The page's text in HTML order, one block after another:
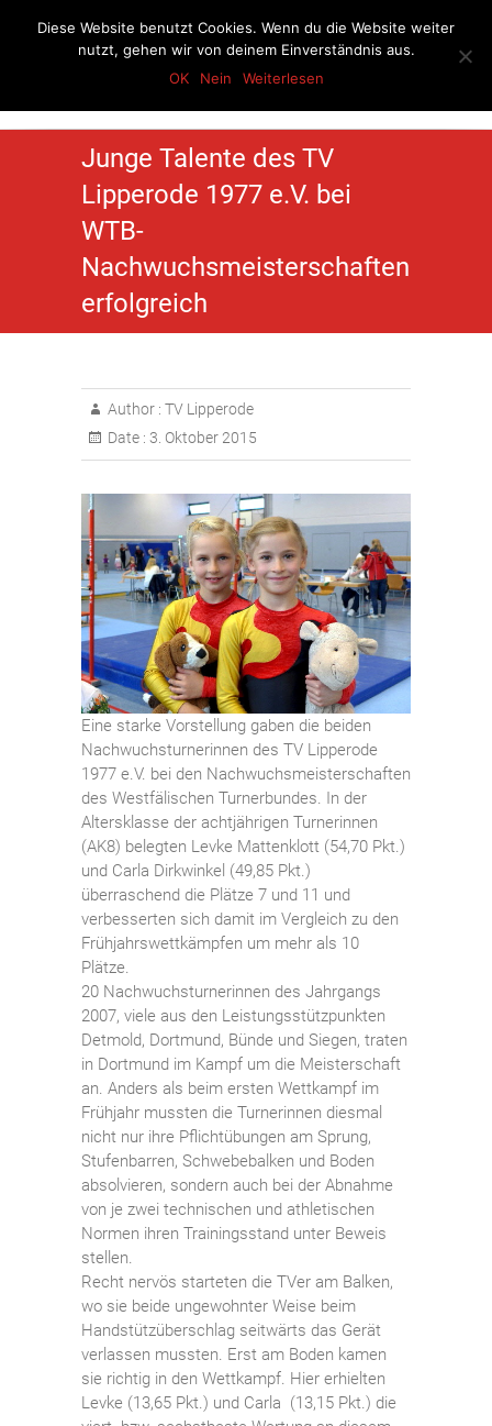
Turnverein Lipperode
Junge Talente des TV
Lipperode 1977 e.V. bei
WTB-
Nachwuchsmeisterschaften
erfolgreich
Author : TV Lipperode
Date : 3. Oktober 2015
Eine starke Vorstellung gaben die beiden
Nachwuchsturnerinnen des TV Lipperode
1977 e.V. bei den Nachwuchsmeisterschaften
des Westfälischen Turnerbundes. In der
Altersklasse der achtjährigen Turnerinnen
(AK8) belegten Levke Mattenklott (54,70 Pkt.)
und Carla Dirkwinkel (49,85 Pkt.)
überraschend die Plätze 7 und 11 und
verbesserten sich damit im Vergleich zu den
Frühjahrswettkämpfen um mehr als 10
Plätze.
20 Nachwuchsturnerinnen des Jahrgangs
2007, viele aus den Leistungsstützpunkten
Detmold, Dortmund, Bünde und Siegen, traten
in Dortmund im Kampf um die Meisterschaft
an. Anders als beim ersten Wettkampf im
Frühjahr mussten die Turnerinnen diesmal
nicht nur ihre Pflichtübungen am Sprung,
Stufenbarren, Schwebebalken und Boden
absolvieren, sondern auch bei der Abnahme
von je zwei technischen und athletischen
Normen ihren Trainingsstand unter Beweis
stellen.
Recht nervös starteten die TVer am Balken,
wo sie beide ungewohnter Weise beim
Handstützüberschlag seitwärts das Gerät
verlassen mussten. Erst am Boden kamen
sie richtig in den Wettkampf. Hier erhielten
Levke (13,65 Pkt.) und Carla (13,15 Pkt.) die
Diese Website benutzt Cookies. Wenn du die Website weiter
nutzt, gehen wir von deinem Einverständnis aus.
OK
Nein Weiterlesen